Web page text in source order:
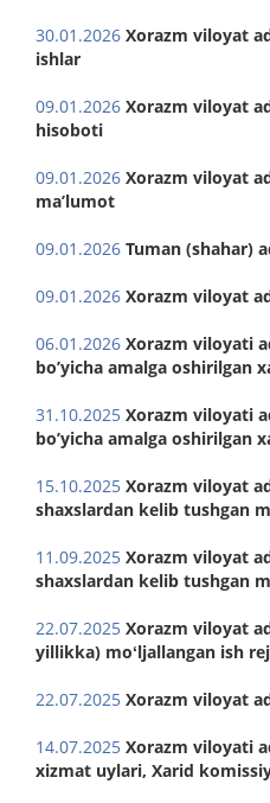
30.01.2026 Xorazm viloyat
ishlar
09.01.2026 Xorazm viloyat
hisoboti
09.01.2026 Xorazm viloyat
maʼlumot
09.01.2026 Tuman (shahar)
09.01.2026 Xorazm viloyat
06.01.2026 Xorazm viloyati
boʼyicha amalga oshirilgan
31.10.2025 Xorazm viloyati
boʼyicha amalga oshirilgan
15.10.2025 Xorazm viloyat
shaxslardan kelib tushgan
11.09.2025 Xorazm viloyat
shaxslardan kelib tushgan
22.07.2025 Xorazm viloyat
yillikka) moʻljallangan ish
22.07.2025 Xorazm viloyat
14.07.2025 Xorazm viloyati
xizmat uylari, Xarid